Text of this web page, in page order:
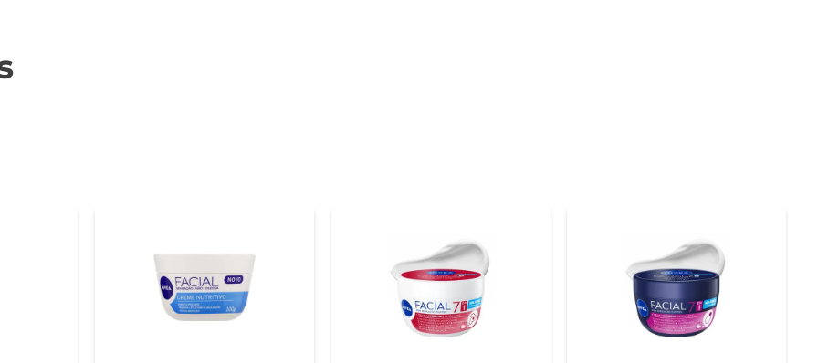
perfeita para o uso diário. Para utilizá-la, basta aplicar um pouco do produto em um algodão e passar sobre o